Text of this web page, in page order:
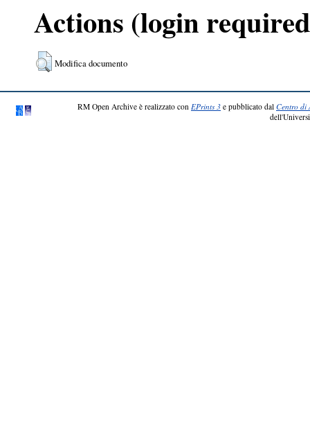
Actions (login
Modifica documento
RM Open Archive è realizzato con EPrints 3 e pubblicato dal Centro di